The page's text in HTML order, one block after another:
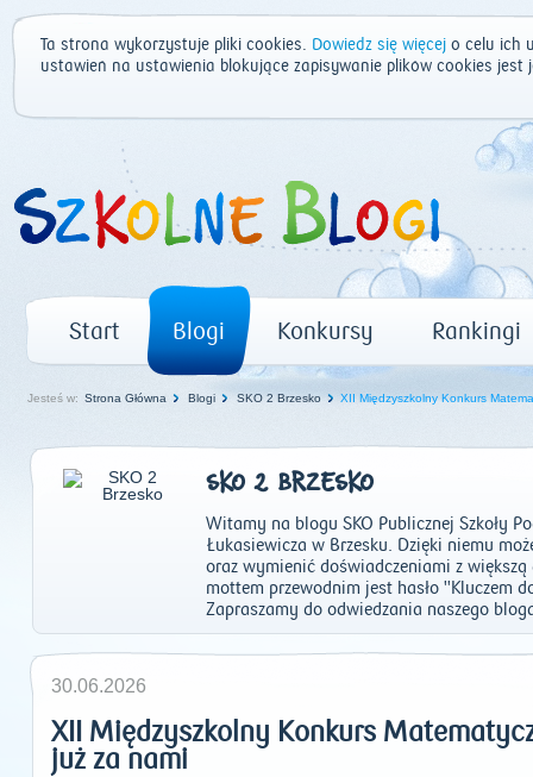
Ta strona wykorzystuje pliki cookies. Dowiedz się więcej o celu ich
ustawień na ustawienia blokujące zapisywanie plików cookies
Start Blogi Konkursy Rankingi
Jesteś w: Strona Główna Blogi SKO 2 Brzesko XII Międzyszkolny Konkurs
SKO 2 BRZESKO
Witamy na blogu SKO Publicznej Szkoły
Łukasiewicza w Brzesku. Dzięki niemu
oraz wymienić doświadczeniami z
mottem przewodnim jest hasło "Kluczem
Zapraszamy do odwiedzania naszego
30.06.2026
XII Międzyszkolny Konkurs
już za nami